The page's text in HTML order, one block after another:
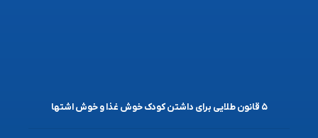
۵ قانون طلایی برای داشتن کودک خوش غذا و خوش اشتها